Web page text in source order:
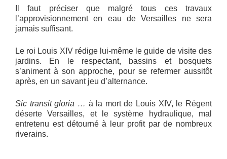
Il faut préciser que malgré tous ces travaux
l’approvisionnement en eau de Versailles ne sera
jamais suffisant.
Le roi Louis XIV rédige lui-même le guide de visite des
jardins. En le respectant, bassins et bosquets
s’animent à son approche, pour se refermer aussitôt
après, en un savant jeu d’alternance.
Sic transit gloria … à la mort de Louis XIV, le Régent
déserte Versailles, et le système hydraulique, mal
entretenu est détourné à leur profit par de nombreux
riverains.